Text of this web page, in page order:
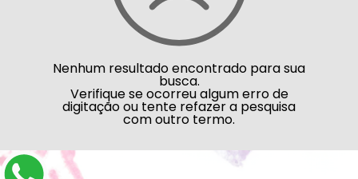
Nenhum resultado encontrado para sua
busca.
Verifique se ocorreu algum erro de
digitação ou tente refazer a pesquisa
com outro termo.